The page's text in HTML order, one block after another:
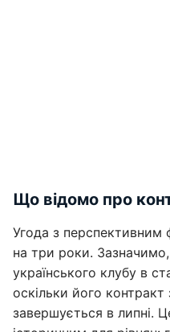
Що відомо про
Угода з перспективним
на три роки.
українського клубу в
оскільки його
завершується в липні.